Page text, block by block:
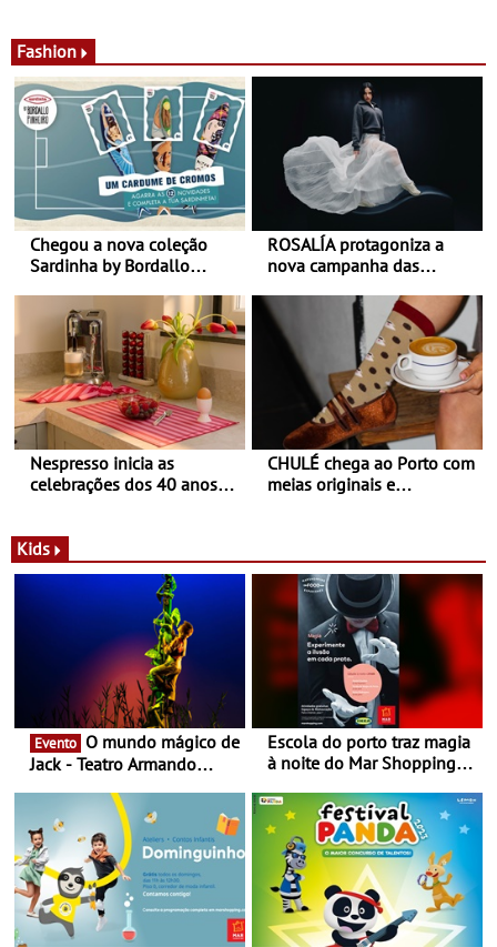
Fashion
Chegou a nova coleção
Sardinha by Bordallo
ROSALÍA protagoniza a
nova campanha das
Balance
Nespresso inicia as
celebrações dos 40 anos
Novas - Edição limitada
Nespresso x Torres Novas
CHULÉ chega ao Porto com
meias originais e
Shopping
Kids
Evento
Jack - Teatro Armando
Escola do porto traz magia
à noite do Mar Shopping
29 de abril, às 21h00